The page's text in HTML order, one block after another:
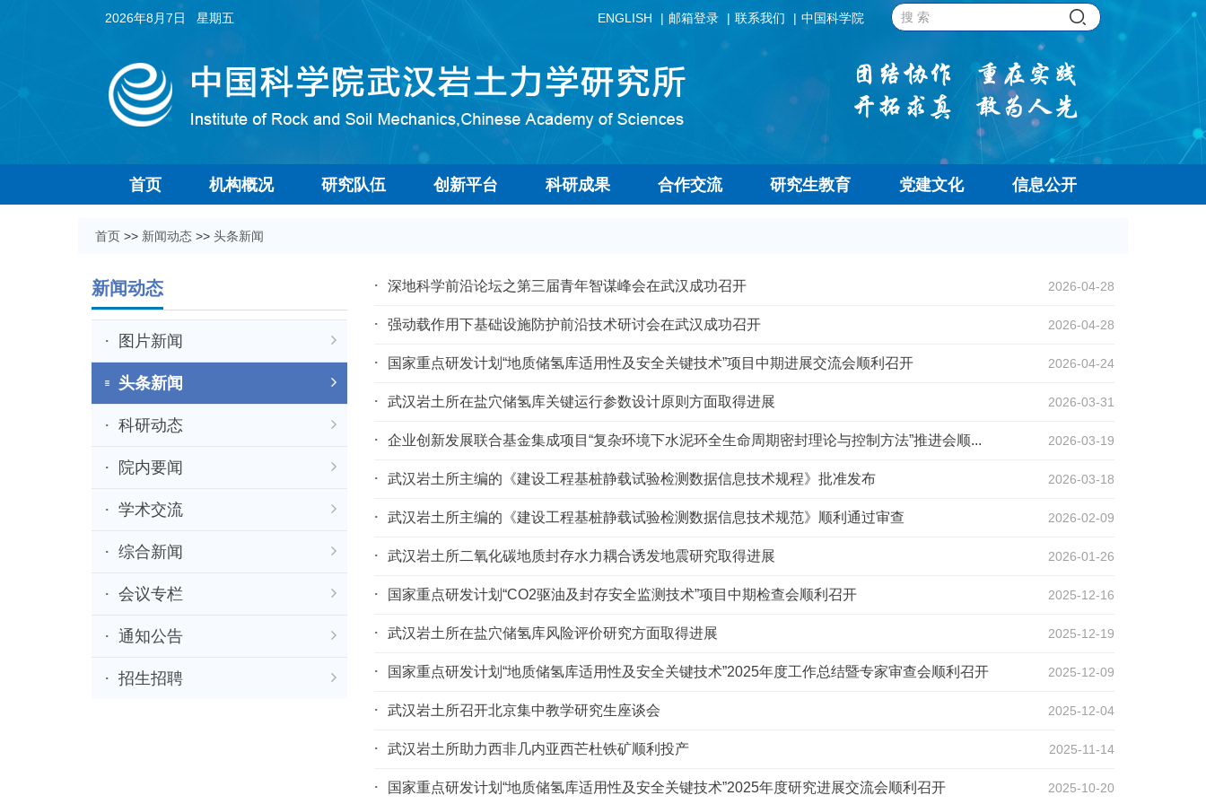
2026年8月7日 星期五 ENGLISH 邮箱登录 联系我们 中国科学院
首页 机构概况 研究队伍 创新平台 科研成果 合作交流 研究生教育 党建文化 信息公开
首页 >> 新闻动态 >> 头条新闻
新闻动态
图片新闻
头条新闻
科研动态
院内要闻
学术交流
综合新闻
会议专栏
通知公告
招生招聘
深地科学前沿论坛之第三届青年智谋峰会在武汉成功召开 2026-04-28
强动载作用下基础设施防护前沿技术研讨会在武汉成功召开 2026-04-28
国家重点研发计划“地质储氢库适用性及安全关键技术”项目中期进展交流会顺利召开 2026-04-24
武汉岩土所在盐穴储氢库关键运行参数设计原则方面取得进展 2026-03-31
企业创新发展联合基金集成项目“复杂环境下水泥环全生命周期密封理论与控制方法”推进会顺... 2026-03-19
武汉岩土所主编的《建设工程基桩静载试验检测数据信息技术规程》批准发布 2026-03-18
武汉岩土所主编的《建设工程基桩静载试验检测数据信息技术规范》顺利通过审查 2026-02-09
武汉岩土所二氧化碳地质封存水力耦合诱发地震研究取得进展 2026-01-26
国家重点研发计划“CO2驱油及封存安全监测技术”项目中期检查会顺利召开 2025-12-16
武汉岩土所在盐穴储氢库风险评价研究方面取得进展 2025-12-19
国家重点研发计划“地质储氢库适用性及安全关键技术”2025年度工作总结暨专家审查会顺利召开 2025-12-09
武汉岩土所召开北京集中教学研究生座谈会 2025-12-04
武汉岩土所助力西非几内亚西芒杜铁矿顺利投产 2025-11-14
国家重点研发计划“地质储氢库适用性及安全关键技术”2025年度研究进展交流会顺利召开 2025-10-20